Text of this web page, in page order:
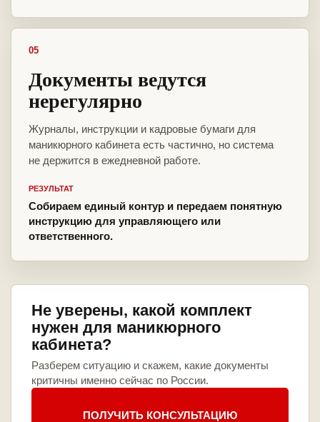
05
Документы ведутся
нерегулярно
Журналы, инструкции и кадровые бумаги для
маникюрного кабинета есть частично, но система
не держится в ежедневной работе.
РЕЗУЛЬТАТ
Собираем единый контур и передаем понятную
инструкцию для управляющего или
ответственного.
Не уверены, какой комплект
нужен для маникюрного
кабинета?
Разберем ситуацию и скажем, какие документы
критичны именно сейчас по России.
ПОЛУЧИТЬ КОНСУЛЬТАЦИЮ